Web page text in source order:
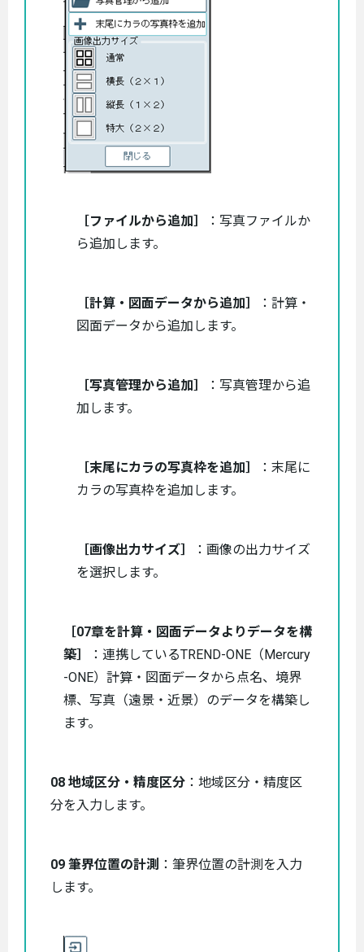
［ファイルから追加］
：写真ファイルか
ら追加します。
［計算・図面データから追加］
：計算・
図面データから追加します。
［写真管理から追加］
：写真管理から追
加します。
［末尾にカラの写真枠を追加］
：末尾に
カラの写真枠を追加します。
［画像出力サイズ］
：画像の出力サイズ
を選択します。
［07章を計算・図面データよりデータを構
築］
：連携しているTREND-ONE（Mercury
-ONE）計算・図面データから点名、境界
標、写真（遠景・近景）のデータを構築し
ます。
08 地域区分・精度区分 ：地域区分・精度区
分を入力します。
09 筆界位置の計測 ：筆界位置の計測を入力
します。